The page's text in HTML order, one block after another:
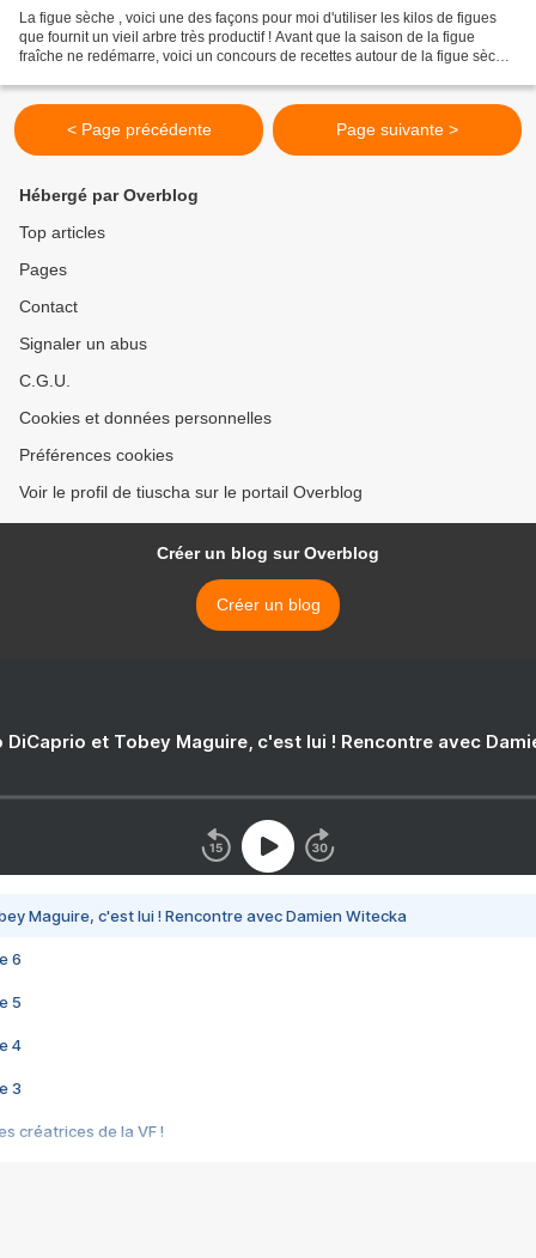
La figue sèche , voici une des façons pour moi d'utiliser les kilos de figues
que fournit un vieil arbre très productif ! Avant que la saison de la figue
fraîche ne redémarre, voici un concours de recettes autour de la figue sèche
< Page précédente Page suivante >
Hébergé par Overblog
Top articles
Pages
Contact
Signaler un abus
C.G.U.
Cookies et données personnelles
Préférences cookies
Voir le profil de tiuscha sur le portail Overblog
Créer un blog sur Overblog
Créer un blog
DiCaprio et Tobey Maguire, c'est lui ! Rencontre avec
Maguire, c'est lui ! Rencontre avec Damien Witecka
6
5
4
3
créatrices de la VF !